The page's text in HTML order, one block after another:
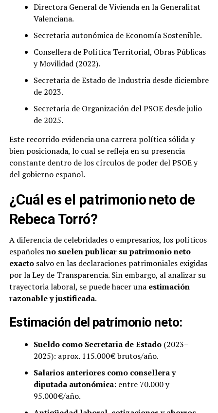
Directora General de Vivienda en la Generalitat
Valenciana.
Secretaria autonómica de Economía Sostenible.
Consellera de Política Territorial, Obras Públicas
y Movilidad (2022).
Secretaria de Estado de Industria desde diciembre
de 2023.
Secretaria de Organización del PSOE desde julio
de 2025.
Este recorrido evidencia una carrera política sólida y
bien posicionada, lo cual se refleja en su presencia
constante dentro de los círculos de poder del PSOE y
del gobierno español.
¿Cuál es el patrimonio neto de
Rebeca Torró?
A diferencia de celebridades o empresarios, los políticos
españolesno suelen publicar su patrimonio neto
exactosalvo en las declaraciones patrimoniales exigidas
por la Ley de Transparencia. Sin embargo, al analizar su
trayectoria laboral, se puede hacer una estimación
razonable y justificada.
Estimación del patrimonio neto:
Sueldo como Secretaria de Estado(2023–
2025): aprox. 115.000 € brutos/año.
Salarios anteriores como consellera y
diputada autonómica: entre 70.000 y
95.000 €/año.